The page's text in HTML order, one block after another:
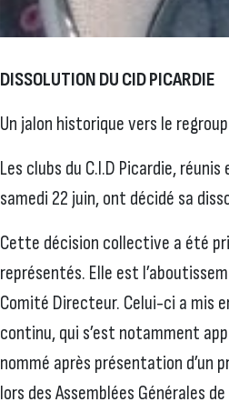
DISSOLUTION DU CID PICARDIE
Un jalon historique vers le
Les clubs du C.I.D Picardie,
samedi 22 juin, ont décidé sa
Cette décision collective a été
représentés. Elle est
Comité Directeur. Celui-ci a mis
continu, qui s’est notamment
nommé après présentation d’un
lors des Assemblées Générales